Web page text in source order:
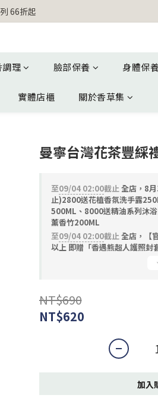
即送 香遇熊超人行李吊牌
66折起
即送 香遇熊超人行李吊牌
調理 臉部保養 身體保
實體店櫃 關於香草集
曼寧台灣花茶豐綵
至09/04 02:00截止全店，8月
止)2800送花植香氛洗手露
500ML、8000送精油系列沐
薰香竹200ML
至09/04 02:00截止全店，【
以上 即贈「香遇熊超人護照封
NT$690
NT$620
加入